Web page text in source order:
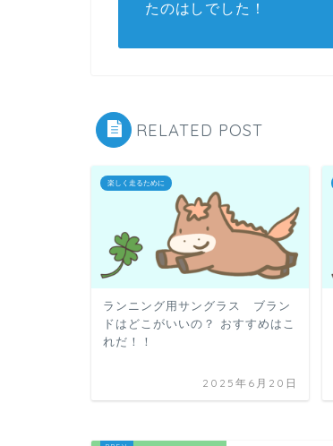
たのはしでした！
RELATED POST
楽しく走るために
ランニング用サングラス ブラン
ドはどこがいいの？ おすすめはこ
れだ！！
2025年6月20日